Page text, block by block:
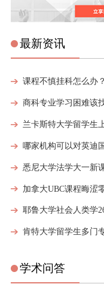
最新资讯
商科专业学习困难该
兰卡斯特大学留学生
悉尼大学法学大一新
加拿大UBC课程晦涩
耶鲁大学社会人类学
学术问答